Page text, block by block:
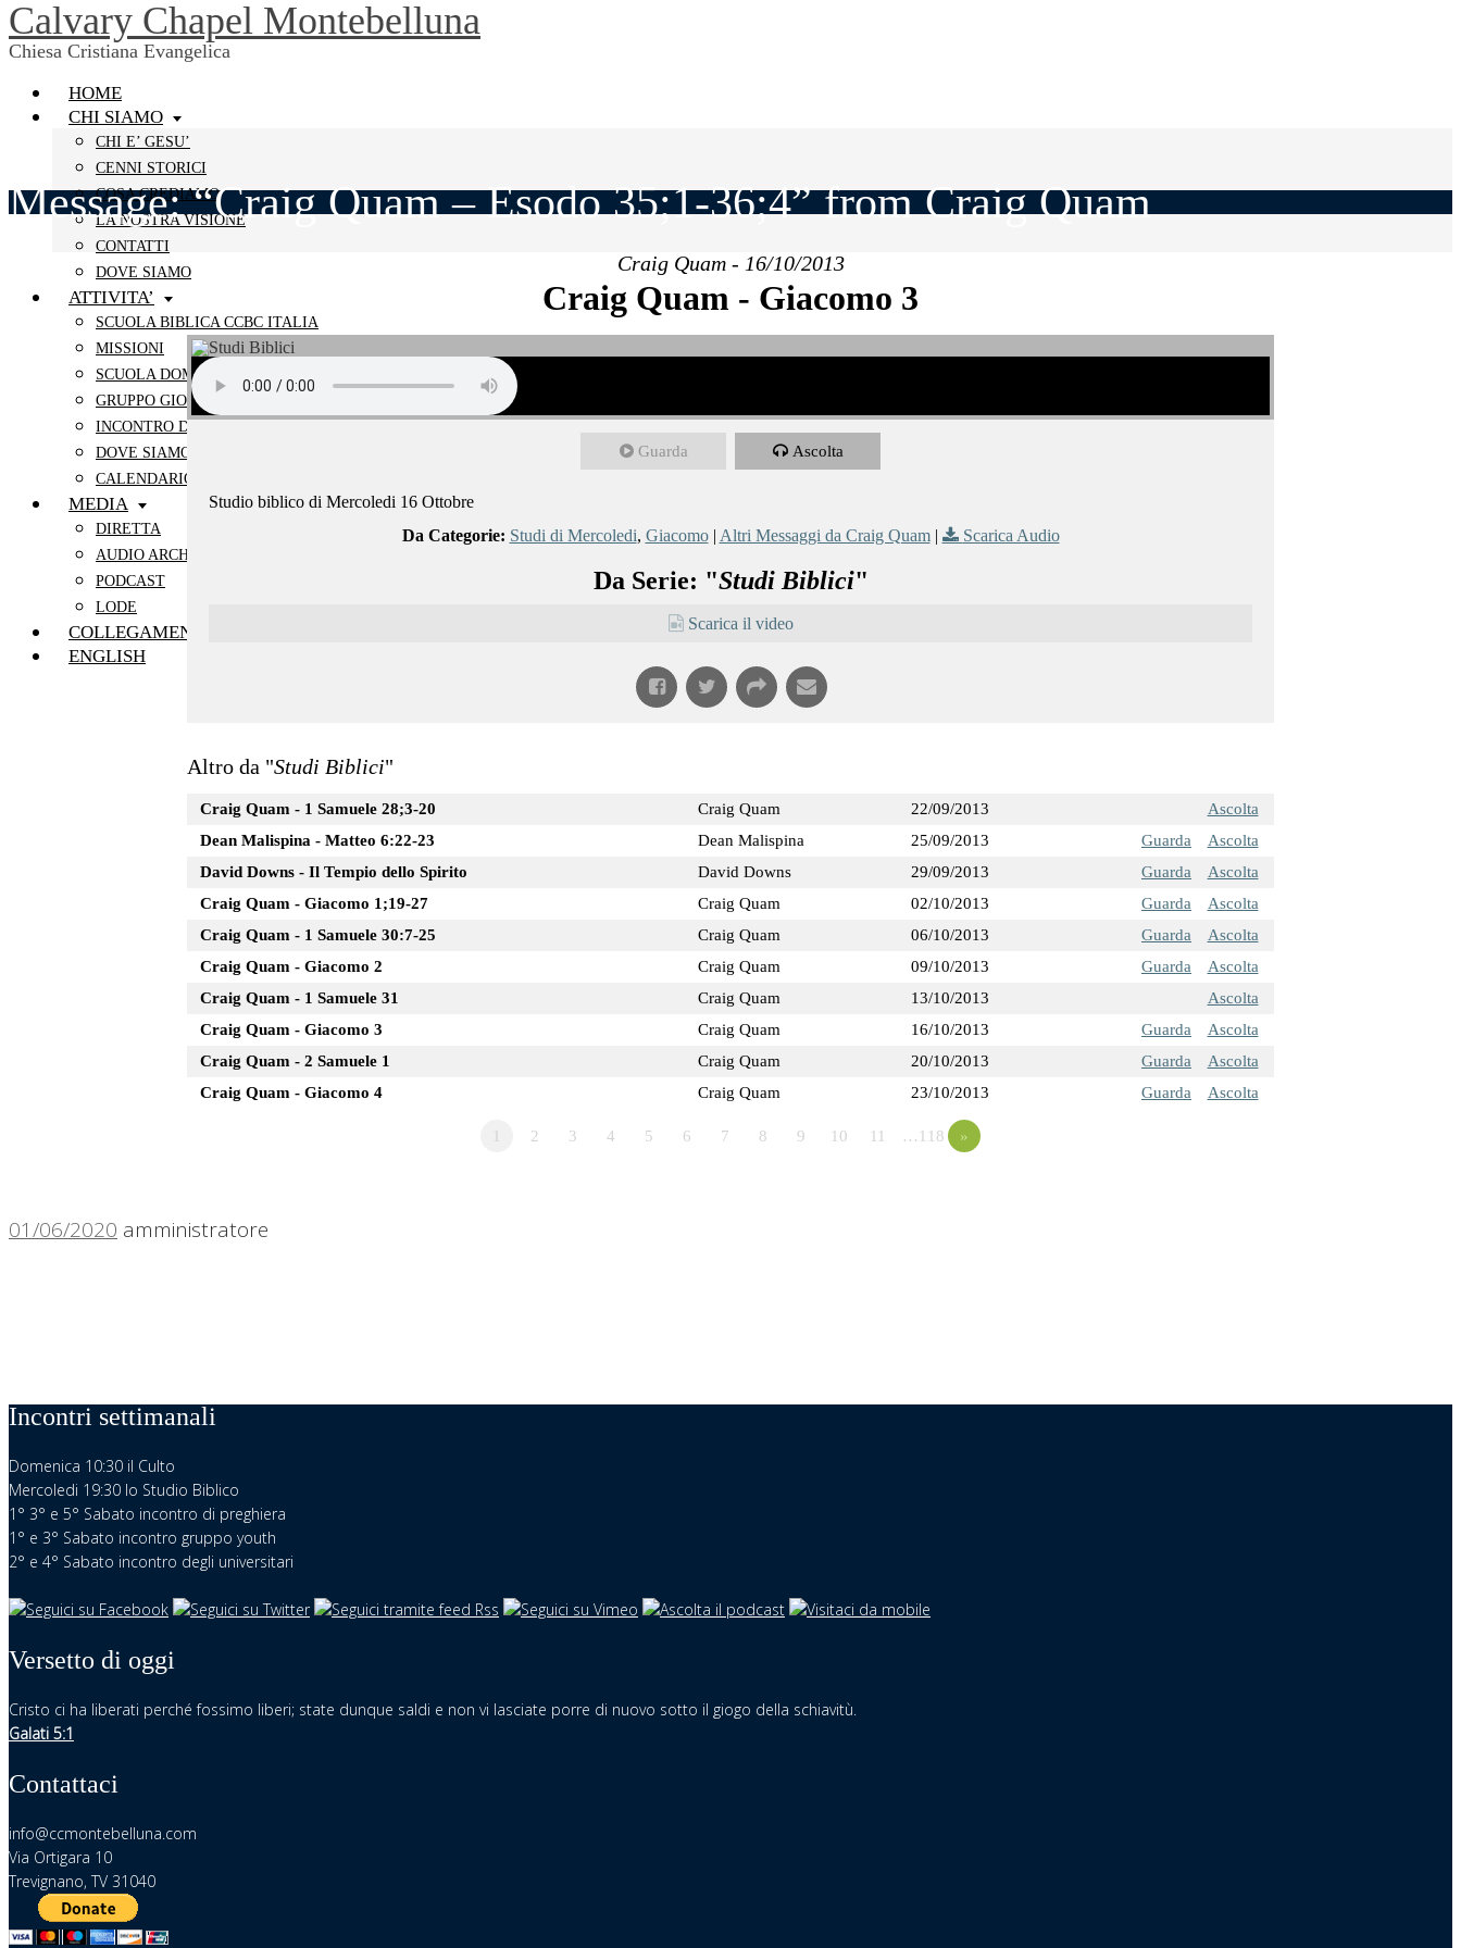
Calvary Chapel Montebelluna
Chiesa Cristiana Evangelica
HOME
CHI SIAMO
CHI E’ GESU’
CENNI STORICI
COSA CREDIAMO
LA NOSTRA VISIONE
CONTATTI
DOVE SIAMO
ATTIVITA’
SCUOLA BIBLICA CCBC ITALIA
MISSIONI
SCUOLA DOMENICALE
GRUPPO GIOVANI
INCONTRO DELLE SORELLE
DOVE SIAMO
CALENDARIO
MEDIA
DIRETTA
AUDIO ARCHIVIO
PODCAST
LODE
COLLEGAMENTI
ENGLISH
Message: “Craig Quam – Esodo 35;1-36;4” from Craig Quam
Craig Quam - 16/10/2013
Craig Quam - Giacomo 3
Guarda Ascolta
Studio biblico di Mercoledi 16 Ottobre
Da Categorie: Studi di Mercoledi, Giacomo| Altri Messaggi da Craig Quam| Scarica Audio
Da Serie: "Studi Biblici"
Scarica il video
Altro da "Studi Biblici"
Craig Quam - 1 Samuele 28;3-20 Craig Quam 22/09/2013
Ascolta
Dean Malispina - Matteo 6:22-23
Dean Malispina 25/09/2013 Guarda
Ascolta
David Downs - Il Tempio dello Spirito
David Downs 29/09/2013 Guarda
Ascolta
Craig Quam - Giacomo 1;19-27
Craig Quam 02/10/2013 Guarda
Ascolta
Craig Quam - 1 Samuele 30:7-25
Craig Quam 06/10/2013 Guarda
Ascolta
Craig Quam - Giacomo 2
Craig Quam 09/10/2013 Guarda
Ascolta
Craig Quam - 1 Samuele 31
Craig Quam 13/10/2013
Ascolta
Craig Quam - Giacomo 3
Craig Quam 16/10/2013 Guarda
Ascolta
Craig Quam - 2 Samuele 1
Craig Quam 20/10/2013 Guarda
Ascolta
Craig Quam - Giacomo 4
Craig Quam 23/10/2013 Guarda Ascolta
2 3 4 5 6 7 8 9 10 11 …118 »
01/06/2020 amministratore
Incontri settimanali
Domenica 10:30 il Culto
Mercoledi 19:30 lo Studio Biblico
1° 3° e 5° Sabato incontro di preghiera
1° e 3° Sabato incontro gruppo youth
2° e 4° Sabato incontro degli universitari
Versetto di oggi
Cristo ci ha liberati perché fossimo liberi; state dunque saldi e non vi lasciate porre di nuovo sotto il giogo della schiavitù.
Galati 5:1
Contattaci
info@ccmontebelluna.com
Via Ortigara 10
Trevignano, TV 31040